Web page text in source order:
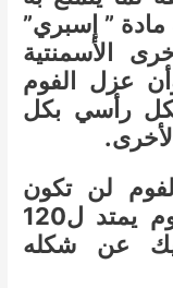
” إسبري”
الأسمنتية
عزل الفوم
رأسي بكل
لن تكون
بحاجة للتبليط لأن سمك الفوم يمتد ل120
عن شكله